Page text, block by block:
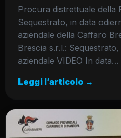
Procura distrettuale della
Sequestrato, in data
aziendale della Caffaro
Brescia s.r.l.:
aziendale VIDEO In data…
Leggi l’articolo →